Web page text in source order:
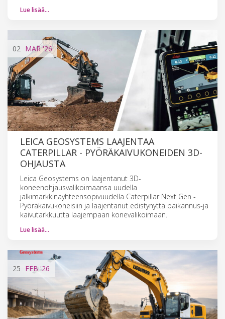
Lue lisää…
02 MAR'26
LEICA GEOSYSTEMS LAAJENTAA
CATERPILLAR - PYÖRÄKAIVUKONEIDEN 3D-
OHJAUSTA
Leica Geosystems on laajentanut 3D-
koneenohjausvalikoimaansa uudella
jälkimarkkinayhteensopivuudella Caterpillar Next Gen -
Pyöräkaivukoneisiin ja laajentanut edistynyttä paikannus-ja
kaivutarkkuutta laajempaan konevalikoimaan.
Lue lisää…
25 FEB '26